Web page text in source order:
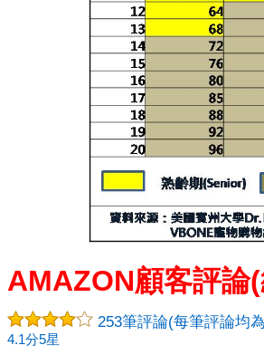
AMAZON顧客評論
253筆評論(每筆評論均
4.1分5星